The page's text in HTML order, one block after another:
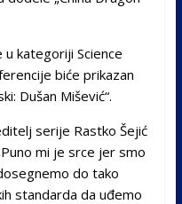
u kategoriji Science
biće prikazan
Dušan Mišević“.
serije Rastko Šejić
mi je srce jer smo
do tako
standarda da uđemo